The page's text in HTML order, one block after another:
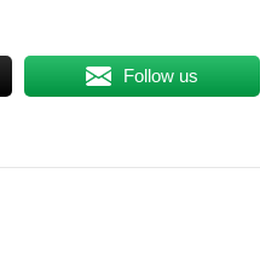
Follow us